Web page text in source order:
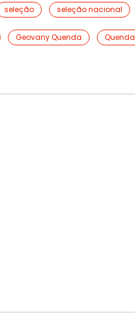
seleção seleção nacional
Geovany Quenda Quenda